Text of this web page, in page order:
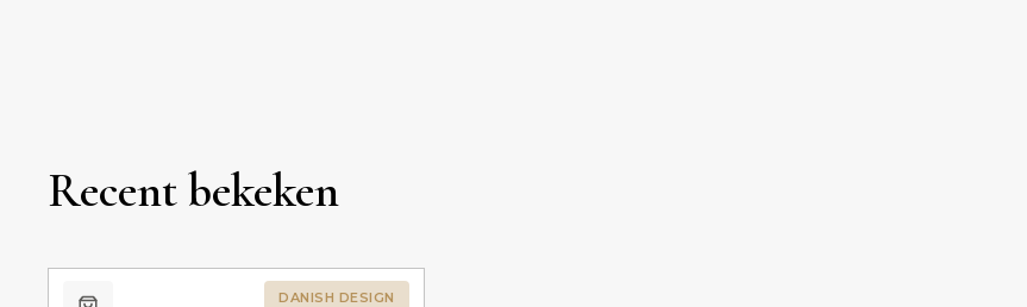
Recent bekeken
DANISH DESIGN